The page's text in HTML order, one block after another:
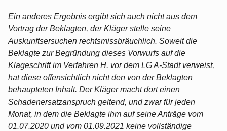
Ein anderes Ergebnis ergibt sich auch nicht aus dem
Vortrag der Beklagten, der Kläger stelle seine
Auskunftsersuchen rechtsmissbräuchlich. Soweit die
Beklagte zur Begründung dieses Vorwurfs auf die
Klageschrift im Verfahren H. vor dem LG A-Stadt verweist,
hat diese offensichtlich nicht den von der Beklagten
behaupteten Inhalt. Der Kläger macht dort einen
Schadenersatzanspruch geltend, und zwar für jeden
Monat, in dem die Beklagte ihm auf seine Anträge vom
01.07.2020 und vom 01.09.2021 keine vollständige